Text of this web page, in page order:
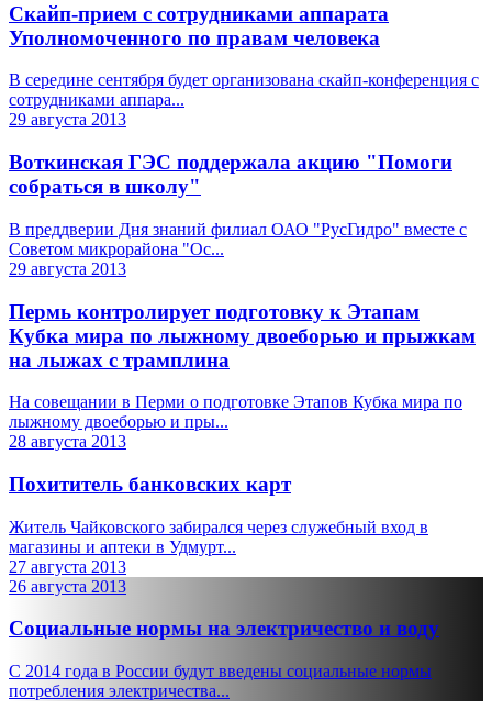
Скайп-прием с сотрудниками аппарата
Уполномоченного по правам человека
В середине сентября будет организована скайп-конференция с
сотрудниками аппара...
29 августа 2013
Воткинская ГЭС поддержала акцию "Помоги
собраться в школу"
В преддверии Дня знаний филиал ОАО "РусГидро" вместе с
Советом микрорайона "Ос...
29 августа 2013
Пермь контролирует подготовку к Этапам
Кубка мира по лыжному двоеборью и прыжкам
на лыжах с трамплина
На совещании в Перми о подготовке Этапов Кубка мира по
лыжному двоеборью и пры...
28 августа 2013
Похититель банковских карт
Житель Чайковского забирался через служебный вход в
магазины и аптеки в Удмурт...
27 августа 2013
26 августа 2013
Социальные нормы на электричество и воду
С 2014 года в России будут введены социальные нормы
потребления электричества...